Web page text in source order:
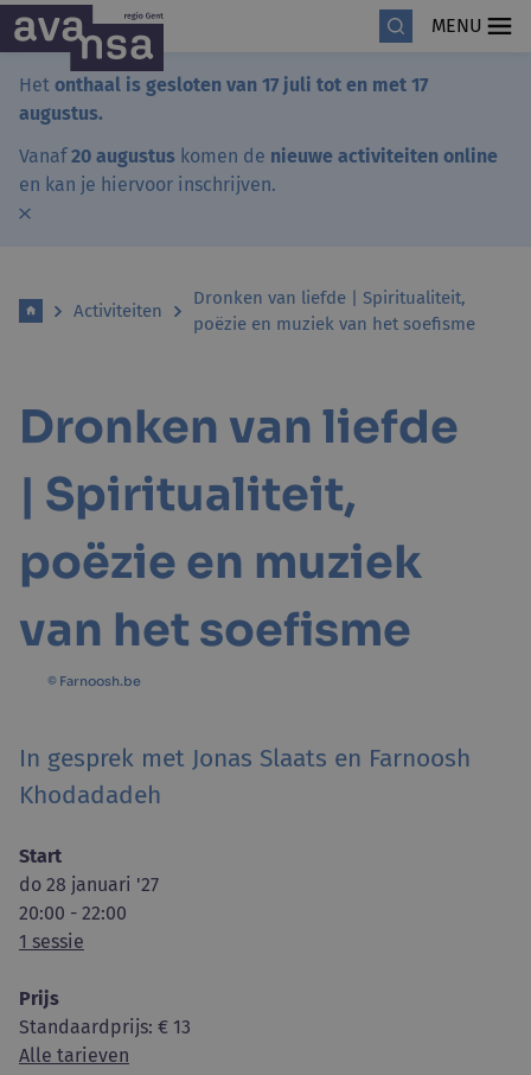
MENU
Het onthaal is gesloten van 17 juli tot en met 17
augustus.
Vanaf20 augustus komen de nieuwe activiteiten online
en kan je hiervoor inschrijven.
Activiteiten
Dronken van liefde | Spiritualiteit,
poëzie en muziek van het soefisme
Dronken van liefde
| Spiritualiteit,
poëzie en muziek
van het soefisme
© Farnoosh.be
In gesprek met Jonas Slaats en Farnoosh
Khodadadeh
Start
do 28 januari '27
20:00 - 22:00
1 sessie
Prijs
Standaardprijs: € 13
Alle tarieven